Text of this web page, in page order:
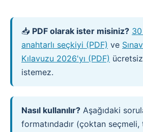
📥 PDF olarak ister misiniz?
anahtarlı seçkiyi (PDF) ve
Kılavuzu 2026'yı (PDF)
istemez.
Nasıl kullanılır? Aşağıdaki
formatındadır (çoktan